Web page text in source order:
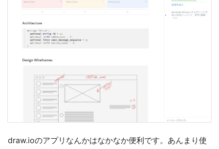
draw.ioのアプリなんかはなかなか便利です。あんまり使